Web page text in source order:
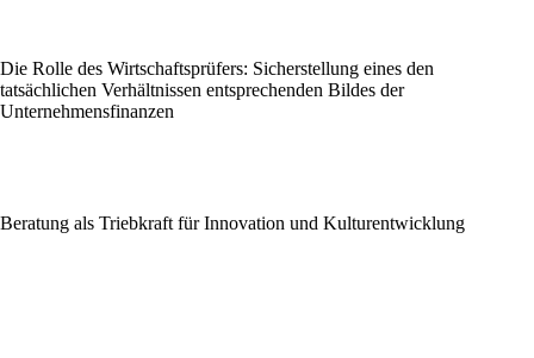
Die Rolle des Wirtschaftsprüfers: Sicherstellung eines den
tatsächlichen Verhältnissen entsprechenden Bildes der
Unternehmensfinanzen
Beratung als Triebkraft für Innovation und Kulturentwicklung